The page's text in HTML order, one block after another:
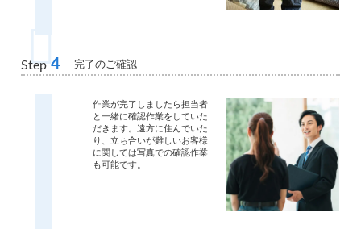
Step 4 完了のご確認
作業が完了しましたら担当者
と一緒に確認作業をしていた
だきます。遠方に住んでいた
り、立ち合いが難しいお客様
に関しては写真での確認作業
も可能です。